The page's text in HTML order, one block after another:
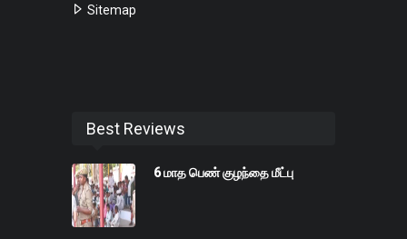
Sitemap
Best Reviews
6 மாத பெண் குழந்தை மீட்பு